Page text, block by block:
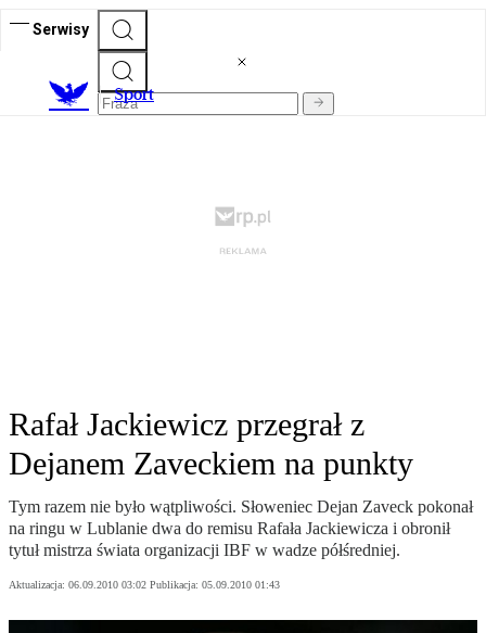
Serwisy
Sport
Rafał Jackiewicz przegrał z
Dejanem Zaveckiem na punkty
Tym razem nie było wątpliwości. Słoweniec Dejan Zaveck pokonał
na ringu w Lublanie dwa do remisu Rafała Jackiewicza i obronił
tytuł mistrza świata organizacji IBF w wadze półśredniej.
Aktualizacja: 06.09.2010 03:02 Publikacja: 05.09.2010 01:43